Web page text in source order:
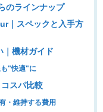
のラインナップ
｜スペックと入手方
｜機材ガイド
も"快適"に
スパ比較
・維持する費用